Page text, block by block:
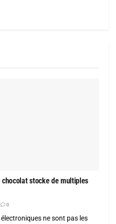
stocke de multiples
0
ne sont pas les